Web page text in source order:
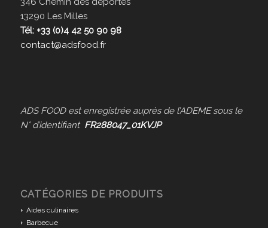
13290 Les Milles
Tél: +33 (0)4 42 50 90 98
contact@adsfood.fr
ADS FOOD est enregistrée auprès de l’ADEME sous le
N° d’identifiant FR288047_01KVJP
CATÉGORIES DE PRODUITS
Aides culinaires
Barbecue